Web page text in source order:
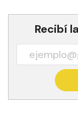
Recibí